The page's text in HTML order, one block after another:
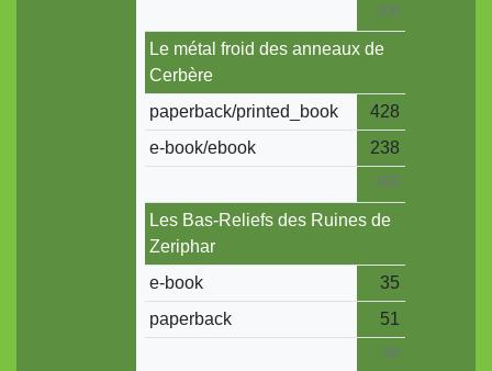
209
Le métal froid des anneaux de
Cerbère
paperback/printed_book
428
e-book/ebook
238
666
Les Bas-Reliefs des Ruines de
Zeriphar
e-book
35
paperback
51
86